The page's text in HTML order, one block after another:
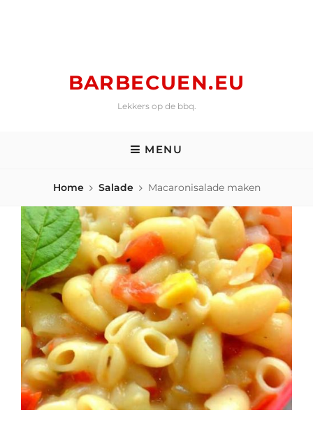
BARBECUEN.EU
Lekkers op de bbq.
MENU
Home Salade Macaronisalade maken